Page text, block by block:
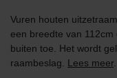
Vuren houten
een breedte van
buiten toe. Het wordt
raambeslag. Lees meer